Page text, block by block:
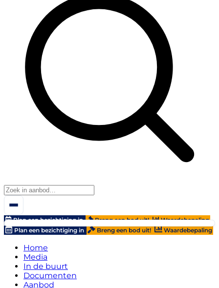
Plan een bezichtiging in Breng een bod uit!
Waardebepaling
Plan een bezichtiging in
Breng een bod uit! Waardebepaling
Home
Media
In de buurt
Documenten
Aanbod